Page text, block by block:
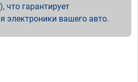
что гарантирует
электроники вашего авто.